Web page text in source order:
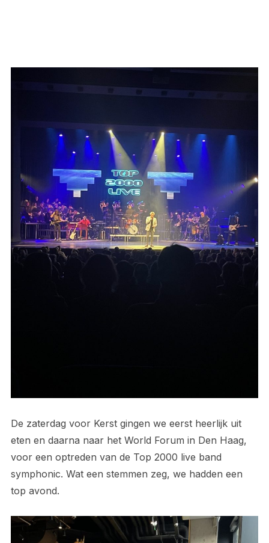
De zaterdag voor Kerst gingen we eerst heerlijk uit
eten en daarna naar het World Forum in Den Haag,
voor een optreden van de Top 2000 live band
symphonic. Wat een stemmen zeg, we hadden een
top avond.